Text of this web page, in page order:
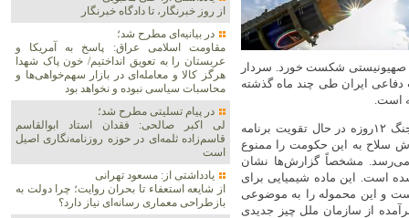
صهیونیستی شکست خورد. سردار
ایران طی چند ماه گذشته
است.
در اکتبر، منابع اطلاعاتی اروپایی گزارش دادند که ایران واقعاً پس از جنگ ۱۲روزه در حال تقویت برنامه
سلاح به این حکومت را ممنوع
می‌رسد. مشخصاً گزارش‌ها نشان
است. این ماده شیمیایی برای
و این محموله را به موضوعی
از سازمان ملل چیز جدیدی
از روز خبرنگار، تا دادگاه خبرنگار
در بیانیه‌ای مطرح شد؛
مقاومت اسلامی عراق: پاسخ به آمریکا و
عربستان را به تعویق انداختیم/ خون پاک شهدا
هرگز کالا و معامله‌ای در بازار سهم‌خواهی‌ها و
محاسبات سیاسی نبوده و نخواهد بود
در پیام تسلیتی مطرح شد؛
لی اکبر صالحی: فقدان استاد ابوالقاسم
قاسم‌زاده ثلمه‌ای در حوزه روزنامه‌نگاری اصیل
است
یادداشتی از: مسعود تهرانی
از شایعه استعفاء تا بحران روایت؛ چرا دولت به
بازطراحی معماری رسانه‌ای نیاز دارد؟